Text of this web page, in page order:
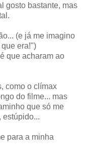
gosto bastante, mas
(e já me imagino
era!")
que acharam ao
como o clímax
do filme... mas
que só me
estúpido...
para a minha